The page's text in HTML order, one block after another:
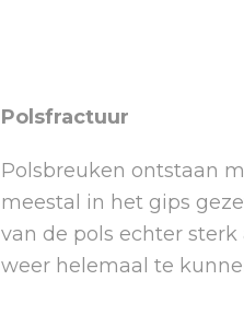
Polsfractuur
Polsbreuken ontstaan
meestal in het gips
van de pols echter
weer helemaal te